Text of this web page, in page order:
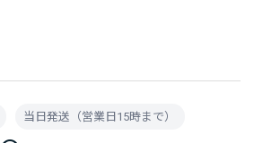
当日発送（営業日15時まで）